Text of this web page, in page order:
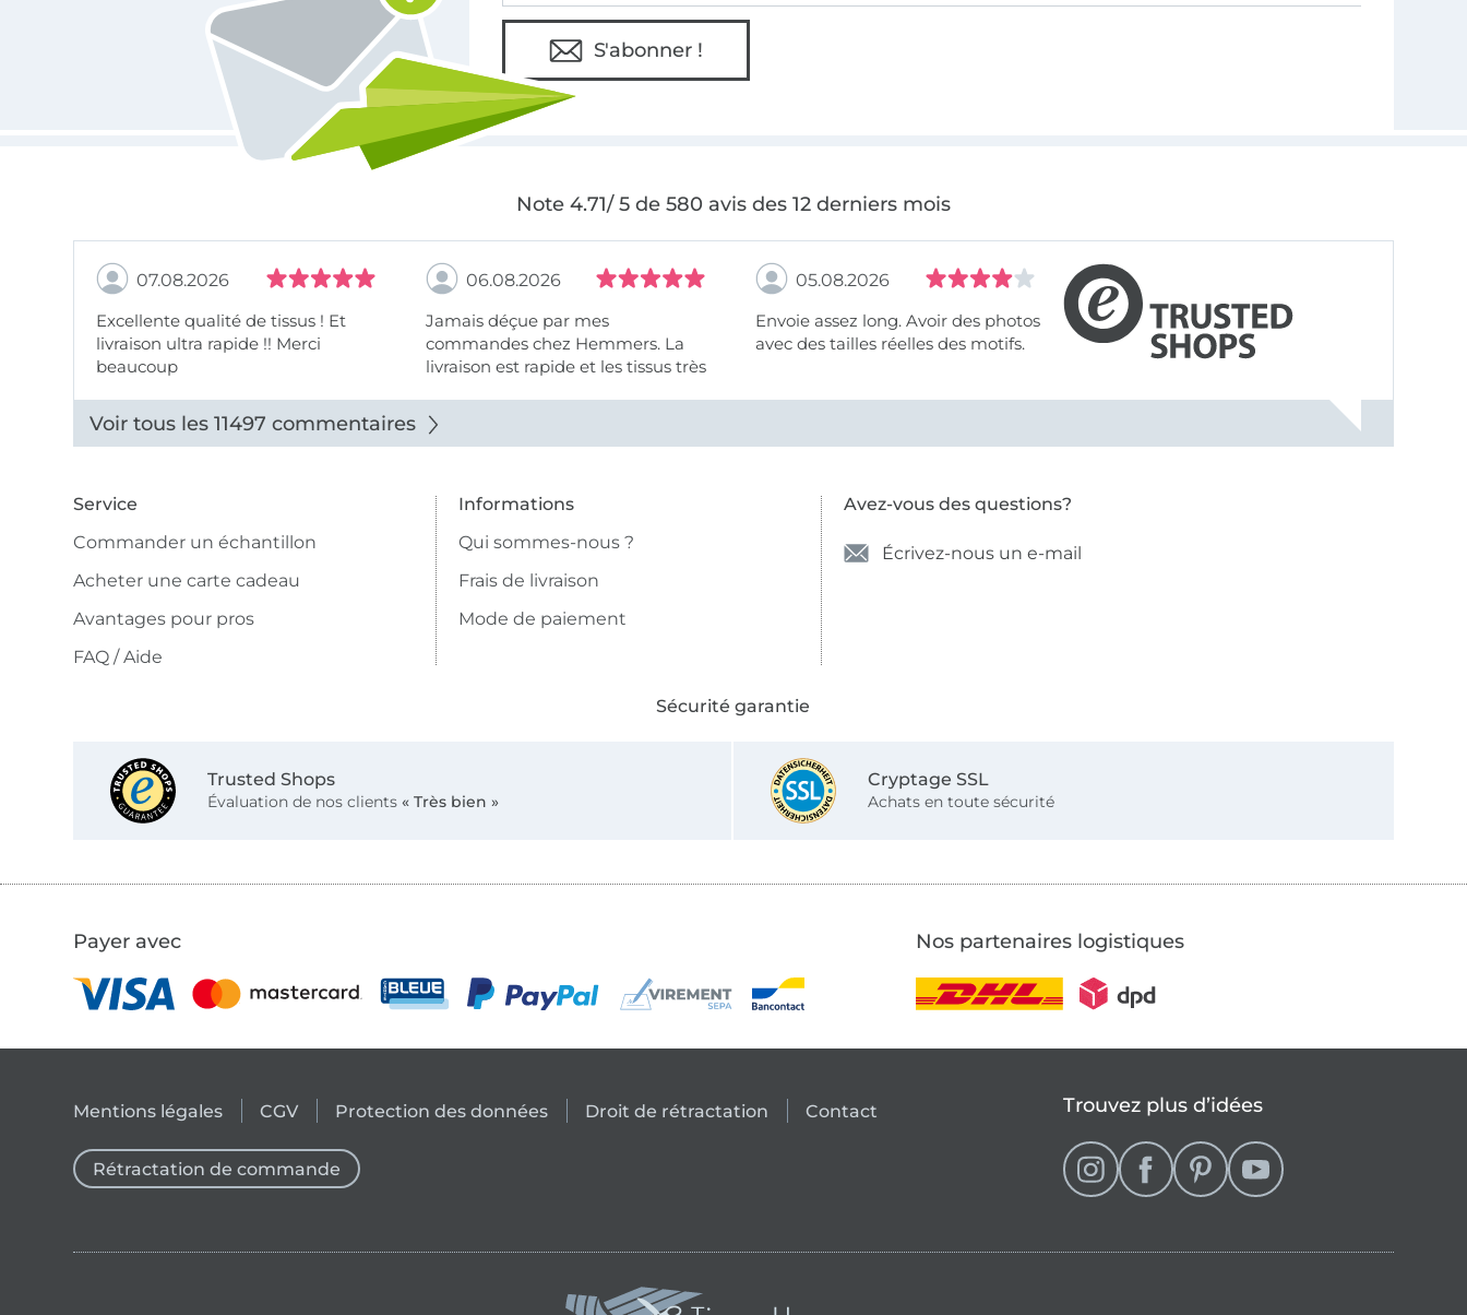
S'abonner !
Note 4.71/ 5 de 580 avis des 12 derniers mois
07.08.2026
Excellente qualité de tissus ! Et
livraison ultra rapide !! Merci
beaucoup
06.08.2026
Jamais déçue par mes
commandes chez Hemmers. La
livraison est rapide et les tissus très
05.08.2026
Envoie assez long. Avoir des photos
avec des tailles réelles des motifs.
Voir tous les 11497 commentaires
Service
Commander un échantillon
Acheter une carte cadeau
Avantages pour pros
FAQ / Aide
Informations
Qui sommes-nous ?
Frais de livraison
Mode de paiement
Avez-vous des questions?
Écrivez-nous un e-mail
Sécurité garantie
Trusted Shops
Évaluation de nos clients « Très bien »
Cryptage SSL
Achats en toute sécurité
Payer avec Nos partenaires logistiques
Mentions légales CGV Protection des données Droit de rétractation Contact
Rétractation de commande
Trouvez plus d’idées